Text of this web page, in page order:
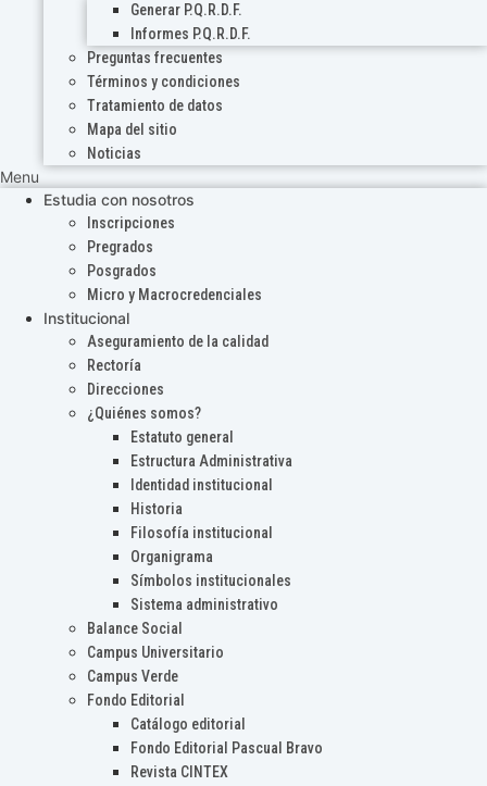
Generar P.Q.R.D.F.
Informes P.Q.R.D.F.
Preguntas frecuentes
Términos y condiciones
Tratamiento de datos
Mapa del sitio
Noticias
Menu
Estudia con nosotros
Inscripciones
Pregrados
Posgrados
Micro y Macrocredenciales
Institucional
Aseguramiento de la calidad
Rectoría
Direcciones
¿Quiénes somos?
Estatuto general
Estructura Administrativa
Identidad institucional
Historia
Filosofía institucional
Organigrama
Símbolos institucionales
Sistema administrativo
Balance Social
Campus Universitario
Campus Verde
Fondo Editorial
Catálogo editorial
Fondo Editorial Pascual Bravo
Revista CINTEX